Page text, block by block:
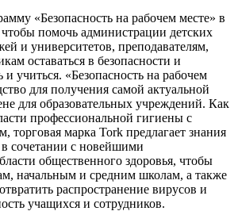
«Безопасность на рабочем месте» в
помочь администрации детских
и университетов, преподавателям,
оставаться в безопасности и
и учиться. «Безопасность на рабочем
для получения самой актуальной
для образовательных учреждений. Как
профессиональной гигиены с
торговая марка Tork предлагает знания
сочетании с новейшими
общественного здоровья, чтобы
начальным и средним школам, а также
распространение вирусов и
учащихся и сотрудников.